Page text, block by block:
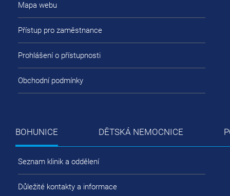
Mapa webu
Přístup pro zaměstnance
Prohlášení o přístupnosti
Obchodní podmínky
BOHUNICE DĚTSKÁ NEMOCNICE
Seznam klinik a oddělení
Důležité kontakty a informace